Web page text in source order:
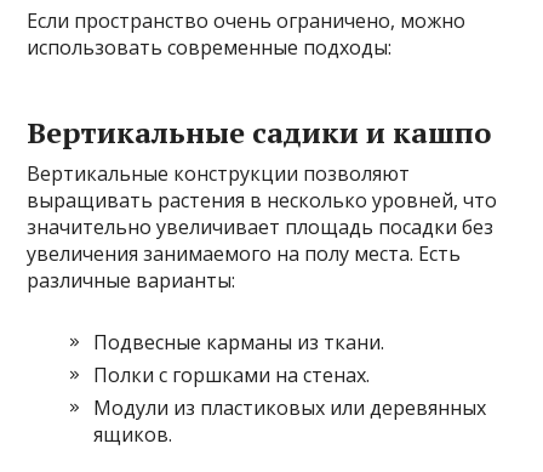
Если пространство очень ограничено, можно
использовать современные подходы:
Вертикальные садики и кашпо
Вертикальные конструкции позволяют
выращивать растения в несколько уровней, что
значительно увеличивает площадь посадки без
увеличения занимаемого на полу места. Есть
различные варианты:
Подвесные карманы из ткани.
Полки с горшками на стенах.
Модули из пластиковых или деревянных
ящиков.